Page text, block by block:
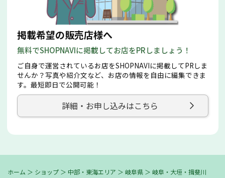
掲載希望の販売店様へ
無料でSHOPNAVIに掲載してお店をPRしましょう！
ご自身で運営されているお店をSHOPNAVIに掲載してPRしま
せんか？写真や紹介文など、お店の情報を自由に編集できま
す。最短即日で公開可能！
詳細・お申し込みはこちら
ホーム ＞ ショップ ＞ 中部・東海エリア ＞ 岐阜県 ＞ 岐阜・大垣・揖斐川